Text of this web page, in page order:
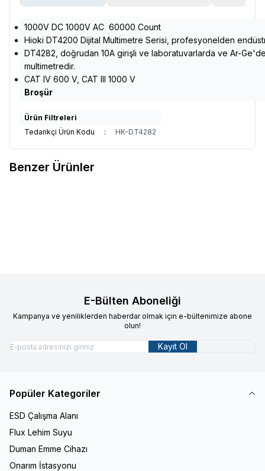
1000V DC 1000V AC 60000 Count
Hioki DT4200 Dijital Multimetre Serisi, profesyonelden
DT4282, doğrudan 10A girişli ve laboratuvarlarda ve Ar-
multimetredir.
CAT IV 600 V, CAT III 1000 V
Broşür
Ürün Filtreleri
Tedarikçi Ürün Kodu
: HK-DT4282
Benzer Ürünler
E-Bülten Aboneliği
Kampanya ve yeniliklerden haberdar olmak için e-bültenimize abone
olun!
Kayıt Ol
Popüler Kategoriler
ESD Çalışma Alanı
Flux Lehim Suyu
Duman Emme Cihazı
Onarım İstasyonu